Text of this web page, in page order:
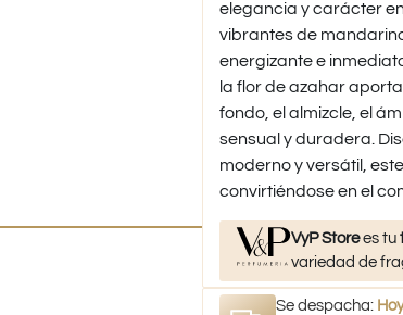
elegancia y carácter
vibrantes de
energizante e
la flor de azahar
fondo, el almizcle, el
sensual y duradera.
moderno y versátil,
convirtiéndose en el
VyP Storees tu
variedad de
Se despacha: